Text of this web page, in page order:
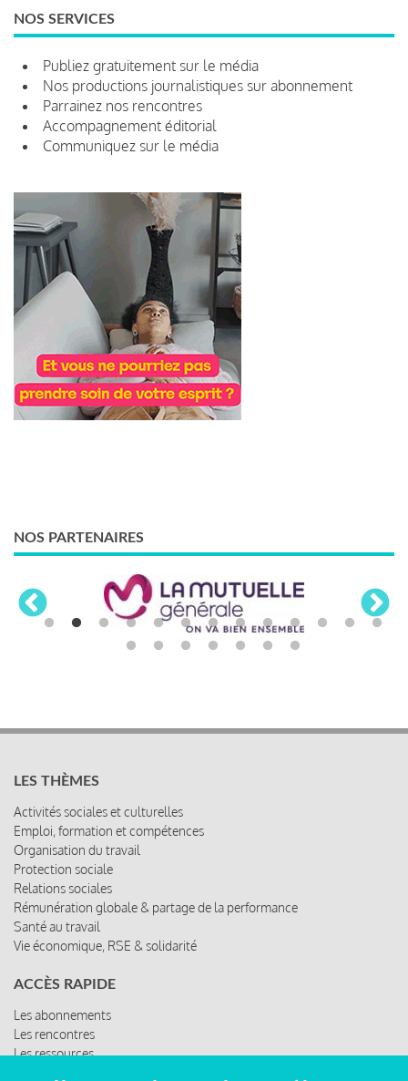
NOS SERVICES
Publiez gratuitement sur le média
Nos productions journalistiques sur abonnement
Parrainez nos rencontres
Accompagnement éditorial
Communiquez sur le média
NOS PARTENAIRES
LES THÈMES
Activités sociales et culturelles
Emploi, formation et compétences
Organisation du travail
Protection sociale
Relations sociales
Rémunération globale & partage de la performance
Santé au travail
Vie économique, RSE & solidarité
ACCÈS RAPIDE
Les abonnements
Les rencontres
Les ressources